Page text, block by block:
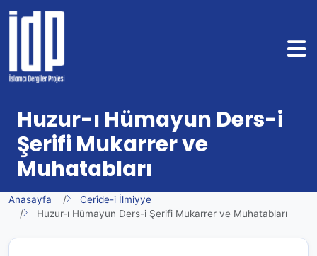
Huzur-ı Hümayun Ders-i
Şerifi Mukarrer ve
Muhatabları
Anasayfa
Cerîde-i İlmiyye
Huzur-ı Hümayun Ders-i Şerifi Mukarrer ve Muhatabları